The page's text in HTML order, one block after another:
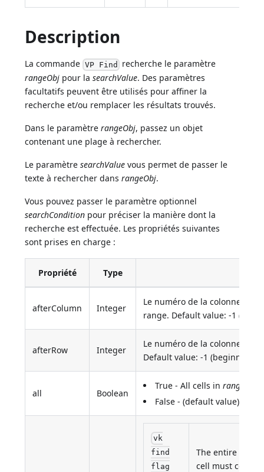
Description
La commande VP Find recherche le paramètre
rangeObj pour lasearchValue. Des paramètres
facultatifs peuvent être utilisés pour affiner la
recherche et/ou remplacer les résultats trouvés.
Dans le paramètrerangeObj, passez un objet
contenant une plage à rechercher.
Le paramètresearchValue vous permet de passer le
texte à rechercher dansrangeObj.
Vous pouvez passer le paramètre optionnel
searchCondition pour préciser la manière dont la
recherche est effectuée. Les propriétés suivantes
sont prises en charge :
Propriété Type
afterColumn Integer
Le numéro de la colonne
range. Default value: -1
afterRow Integer
Le numéro de la colonne
Default value: -1 (beginning
all Boolean
True - All cells inrangeObj
False - (default value)
vk
find
flag
The entire
cell must